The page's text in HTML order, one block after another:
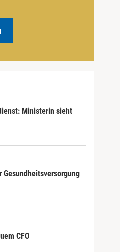
Ministerin sieht
CFO